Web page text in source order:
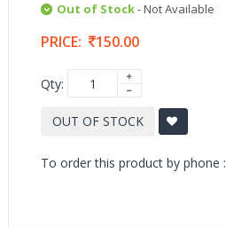
Out of Stock- Not Available
PRICE: 150.00
Qty:
OUT OF STOCK
To order this product by phone :